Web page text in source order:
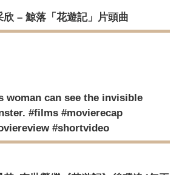
欣 – 鯨落「花遊記」片頭曲
woman can see the invisible
#films #movierecap
#shortvideo